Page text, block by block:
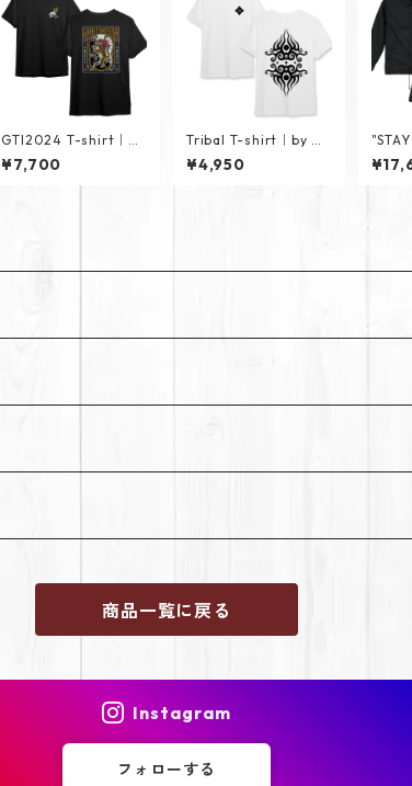
GTI2024 T-shirt｜by
Horihina
¥7,700
Tribal T-shirt｜by Ho
rihito
¥4,950
acket
商品一覧に戻る
Instagram
フォローする